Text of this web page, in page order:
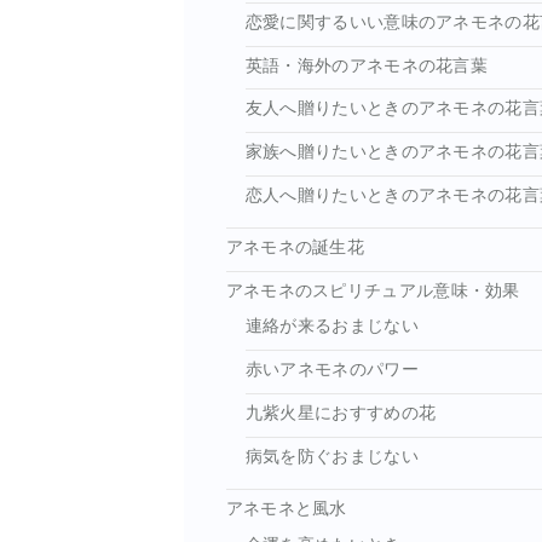
恋愛に関するいい意味のアネモネの花
英語・海外のアネモネの花言葉
友人へ贈りたいときのアネモネの花言
家族へ贈りたいときのアネモネの花言
恋人へ贈りたいときのアネモネの花言
アネモネの誕生花
アネモネのスピリチュアル意味・効果
連絡が来るおまじない
赤いアネモネのパワー
九紫火星におすすめの花
病気を防ぐおまじない
アネモネと風水